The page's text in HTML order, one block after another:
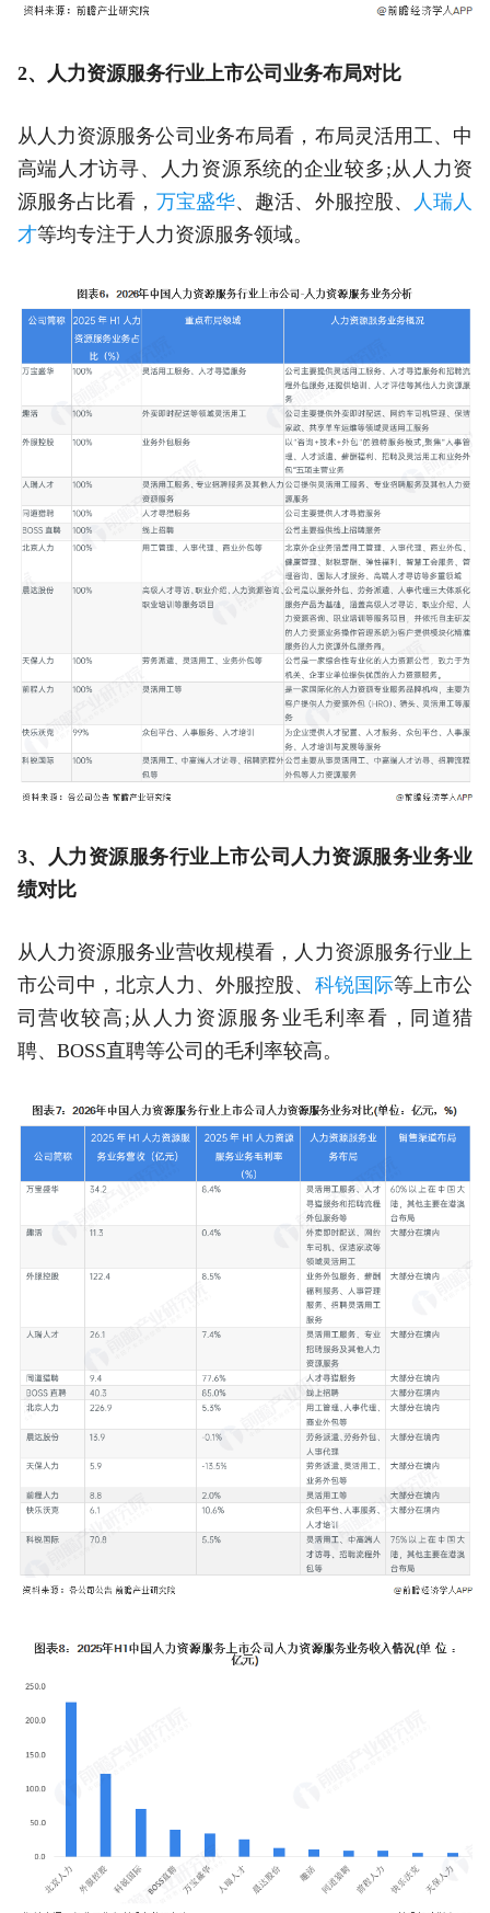
2、人力资源服务行业上市公司业务布局对比
从人力资源服务公司业务布局看，布局灵活用工、中
高端人才访寻、人力资源系统的企业较多;从人力资
源服务占比看， 万宝盛华、趣活、外服控股、
人瑞人
才等均专注于人力资源服务领域。
3、人力资源服务行业上市公司人力资源服务业务业
绩对比
从人力资源服务业营收规模看，人力资源服务行业上
市公司中，北京人力、外服控股、 科锐国际等上市公
司营收较高;从人力资源服务业毛利率看，同道猎
聘、BOSS直聘等公司的毛利率较高。